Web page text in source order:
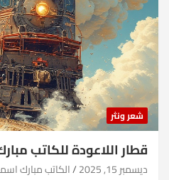
شعر ونثر
قطار اللاعودة للكاتب
ديسمبر 15, 2025 الكاتب مبارك